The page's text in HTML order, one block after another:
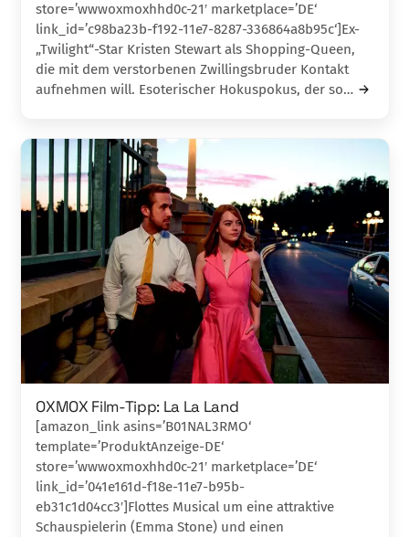
store=’wwwoxmoxhhd0c-21′ marketplace=’DE‘
link_id=’c98ba23b-f192-11e7-8287-336864a8b95c‘]Ex-
„Twilight“-Star Kristen Stewart als Shopping-Queen,
die mit dem verstorbenen Zwillingsbruder Kontakt
aufnehmen will. Esoterischer Hokuspokus, der so…
OXMOX Film-Tipp: La La Land
[amazon_link asins=’B01NAL3RMO‘
template=’ProduktAnzeige-DE‘
store=’wwwoxmoxhhd0c-21′ marketplace=’DE‘
link_id=’041e161d-f18e-11e7-b95b-
eb31c1d04cc3′]Flottes Musical um eine attraktive
Schauspielerin (Emma Stone) und einen